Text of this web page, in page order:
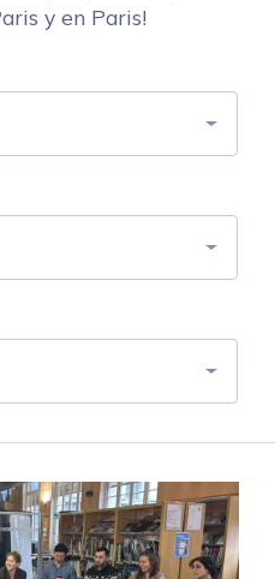
y en Paris!